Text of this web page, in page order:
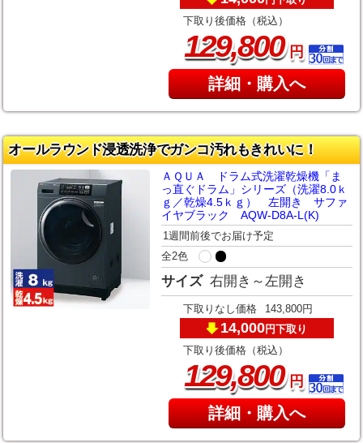
下取り後価格（税込）
129,800円
詳細・購入へ
オールラウンド浸透洗浄でガンコ汚れもきれいに！
ＡＱＵＡ ドラム式洗濯乾燥機「ま
っ直ぐドラム」シリーズ（洗濯8.0ｋ
ｇ／乾燥4.5ｋｇ） 左開き サファ
イヤブラック AQW-D8A-L(K)
1週間前後でお届け予定
全2色
サイズ 右開き～左開き
下取りなし価格 143,800円
14,000円下取り
下取り後価格（税込）
129,800円
詳細・購入へ